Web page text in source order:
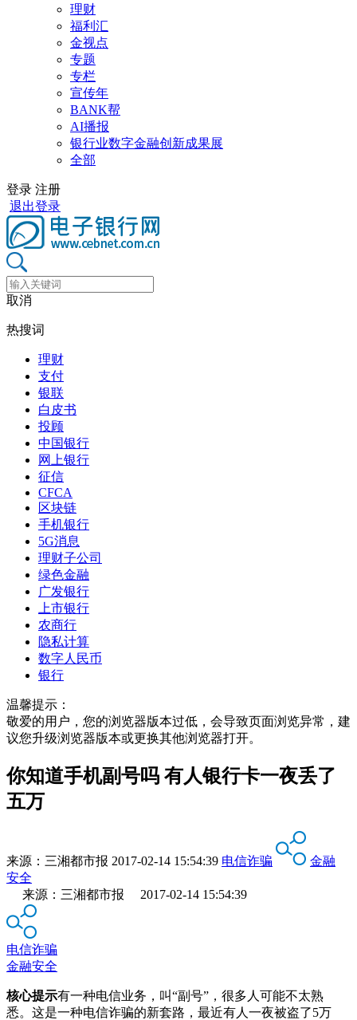
理财
福利汇
金视点
专题
专栏
宣传年
BANK帮
AI播报
银行业数字金融创新成果展
全部
登录 注册
退出登录
取消
热搜词
理财
支付
银联
白皮书
投顾
中国银行
网上银行
征信
CFCA
区块链
手机银行
5G消息
理财子公司
绿色金融
广发银行
上市银行
农商行
隐私计算
数字人民币
银行
温馨提示：
敬爱的用户，您的浏览器版本过低，会导致页面浏览异常，建
议您升级浏览器版本或更换其他浏览器打开。
你知道手机副号吗 有人银行卡一夜丢了
五万
来源： 三湘都市报 2017-02-14 15:54:39 电信诈骗
金融
安全
来源：三湘都市报 2017-02-14 15:54:39
电信诈骗
金融安全
核心提示有一种电信业务，叫“副号”，很多人可能不太熟
悉。这是一种电信诈骗的新套路，最近有人一夜被盗了5万